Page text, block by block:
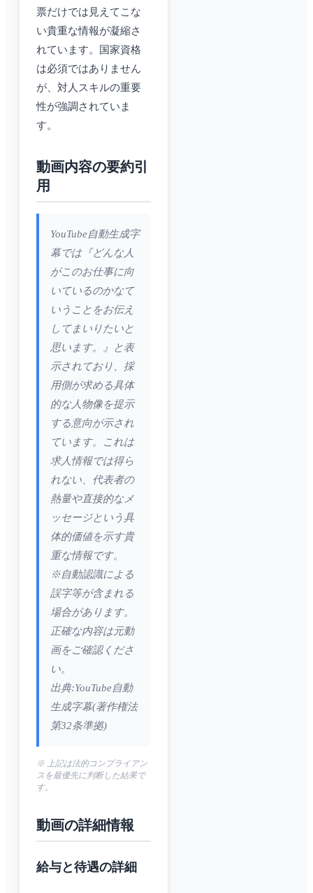
票だけでは見えてこな
い貴重な情報が凝縮さ
れています。国家資格
は必須ではありません
が、対人スキルの重要
性が強調されていま
す。
動画内容の要約引
用
YouTube自動生成字
幕では『どんな人
がこのお仕事に向
いているのかなて
いうことをお伝え
してまいりたいと
思います。』と表
示されており、採
用側が求める具体
的な人物像を提示
する意向が示され
ています。これは
求人情報では得ら
れない、代表者の
熱量や直接的なメ
ッセージという具
体的価値を示す貴
重な情報です。
※自動認識による
誤字等が含まれる
場合があります。
正確な内容は元動
画をご確認くださ
い。
出典:YouTube自動
生成字幕(著作権法
第32条準拠)
※ 上記は法的コンプライアン
スを最優先に判断した結果で
す。
動画の詳細情報
給与と待遇の詳細